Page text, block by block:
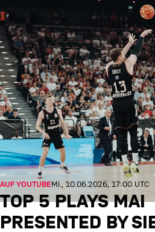
AUF YOUTUBEMi., 10.06.2026, 17:00 UTC
TOP 5 PLAYS MAI
PRESENTED BY